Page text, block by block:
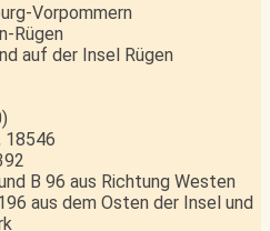
Vorpommern
Rügen
auf der Insel Rügen
18546
B 96 aus Richtung Westen
aus dem Osten der Insel und